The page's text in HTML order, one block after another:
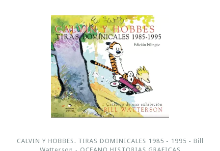
CALVIN Y HOBBES. TIRAS DOMINICALES 1985 - 1995 - Bill